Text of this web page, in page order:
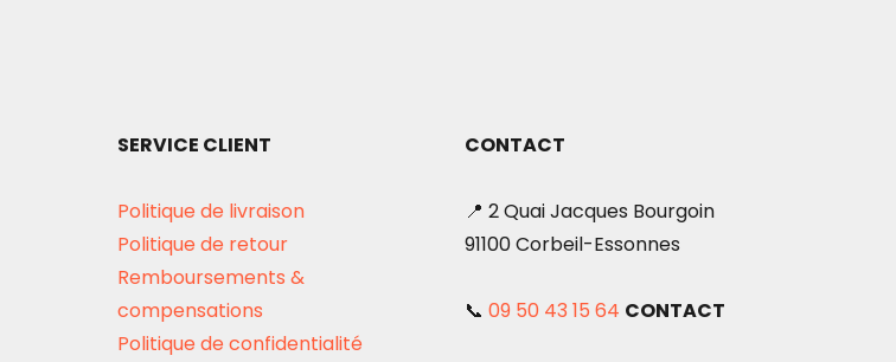
SERVICE CLIENT
Politique de livraison
Politique de retour
Remboursements &
compensations
Politique de confidentialité
CONTACT
📍 2 Quai Jacques Bourgoin
91100 Corbeil-Essonnes
📞 09 50 43 15 64 CONTACT